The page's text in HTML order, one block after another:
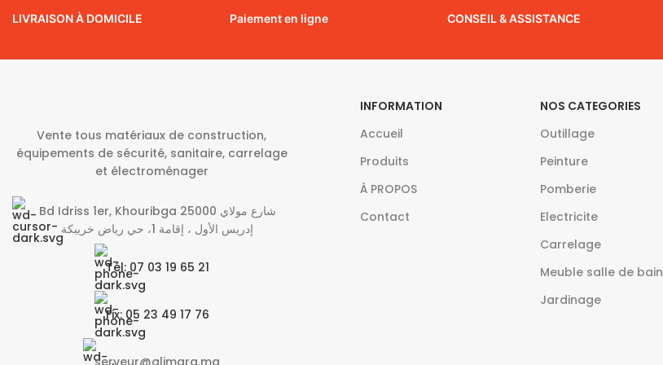
LIVRAISON À DOMICILE Paiement en ligne CONSEIL & ASSISTANCE
Vente tous matériaux de construction,
équipements de sécurité, sanitaire, carrelage
et électroménager
Bd Idriss 1er, Khouribga 25000 شارع مولاي
إدريس الأول ، إقامة 1، حي رياض خريبكة
Tél: 07 03 19 65 21
Fix: 05 23 49 17 76
serveur@alimara.ma
INFORMATION
Accueil
Produits
À PROPOS
Contact
NOS CATEGORIES
Outillage
Peinture
Pomberie
Electricite
Carrelage
Meuble salle de bain
Jardinage